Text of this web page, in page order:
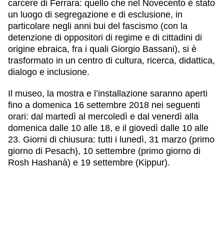
carcere di Ferrara: quello che nel Novecento è stato
un luogo di segregazione e di esclusione, in
particolare negli anni bui del fascismo (con la
detenzione di oppositori di regime e di cittadini di
origine ebraica, fra i quali Giorgio Bassani), si è
trasformato in un centro di cultura, ricerca, didattica,
dialogo e inclusione.
Il museo, la mostra e l’installazione saranno aperti
fino a domenica 16 settembre 2018 nei seguenti
orari: dal martedì al mercoledì e dal venerdì alla
domenica dalle 10 alle 18, e il giovedì dalle 10 alle
23. Giorni di chiusura: tutti i lunedì, 31 marzo (primo
giorno di Pesach), 10 settembre (primo giorno di
Rosh Hashanà) e 19 settembre (Kippur).